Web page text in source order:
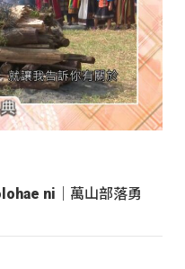
ni｜萬山部落勇